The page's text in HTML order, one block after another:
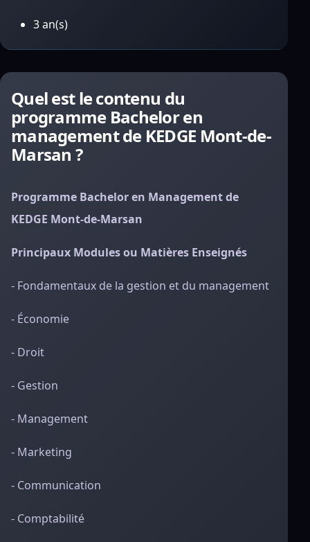
3 an(s)
Quel est le contenu du
programme Bachelor en
management de KEDGE Mont-de-
Marsan ?
Programme Bachelor en Management de
KEDGE Mont-de-Marsan
Principaux Modules ou Matières Enseignés
- Fondamentaux de la gestion et du management
- Économie
- Droit
- Gestion
- Management
- Marketing
- Communication
- Comptabilité